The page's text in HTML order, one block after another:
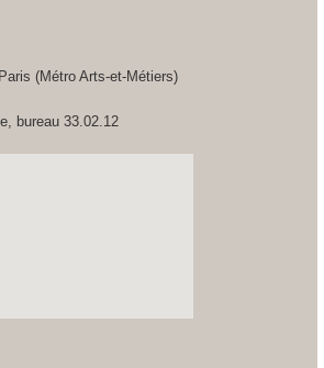
(Métro Arts-et-Métiers)
bureau 33.02.12